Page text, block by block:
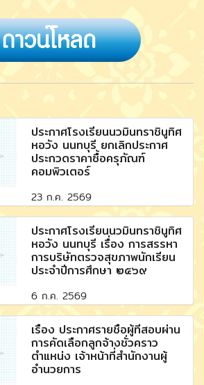
ประกาศโรงเรียนนวมินทราชินูทิศ
หอวัง นนทบุรี ยกเลิกประกาศ
ประกวดราคาซื้อครุภัณฑ์
คอมพิวเตอร์
23 ก.ค. 2569
ประกาศโรงเรียนนวมินทราชินูทิศ
หอวัง นนทบุรี เรื่อง การสรรหา
การบริษัทตรวจสุขภาพนักเรียน
ประจำปีการศึกษา ๒๕๖๙
6 ก.ค. 2569
เรื่อง ประกาศรายชื่อผู้ที่สอบผ่าน
การคัดเลือกลูกจ้างชั่วคราว
ตำแหน่ง เจ้าหน้าที่สำนักงานผู้
อำนวยการ